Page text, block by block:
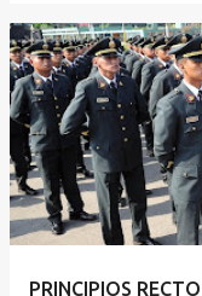
PRINCIPIOS